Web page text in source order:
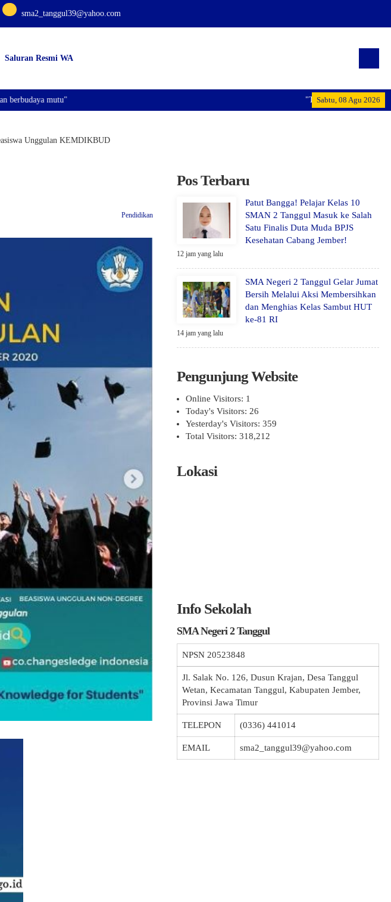
sma2_tanggul39@yahoo.com
Saluran Resmi WA
Sabtu, 08 Agu 2026
"Terwujudnya generasi
mutu"
Unggulan KEMDIKBUD
Pendidikan
Pos Terbaru
Patut Bangga! Pelajar Kelas 10
SMAN 2 Tanggul Masuk ke Salah
Satu Finalis Duta Muda BPJS
Kesehatan Cabang Jember!
12 jam yang lalu
SMA Negeri 2 Tanggul Gelar Jumat
Bersih Melalui Aksi Membersihkan
dan Menghias Kelas Sambut HUT
ke-81 RI
14 jam yang lalu
Pengunjung Website
Online Visitors: 1
Today's Visitors: 26
Yesterday's Visitors: 359
Total Visitors: 318,212
Lokasi
Info Sekolah
SMA Negeri 2 Tanggul
NPSN 20523848
Jl. Salak No. 126, Dusun Krajan, Desa Tanggul
Wetan, Kecamatan Tanggul, Kabupaten Jember,
Provinsi Jawa Timur
TELEPON (0336) 441014
EMAIL sma2_tanggul39@yahoo.com